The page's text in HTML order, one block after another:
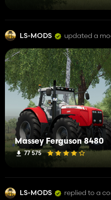
LS-MODS updated a
Massey Ferguson 8480
77 575
LS-MODS replied to a